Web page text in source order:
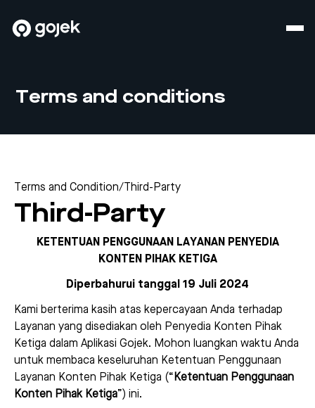
Terms and conditions
Terms and Condition/ Third-Party
Third-Party
KETENTUAN PENGGUNAAN LAYANAN PENYEDIA
KONTEN PIHAK KETIGA
Diperbahurui tanggal 19 Juli 2024
Kami berterima kasih atas kepercayaan Anda terhadap
Layanan yang disediakan oleh Penyedia Konten Pihak
Ketiga dalam Aplikasi Gojek. Mohon luangkan waktu Anda
untuk membaca keseluruhan Ketentuan Penggunaan
Layanan Konten Pihak Ketiga (“ Ketentuan Penggunaan
Konten Pihak Ketiga”) ini.